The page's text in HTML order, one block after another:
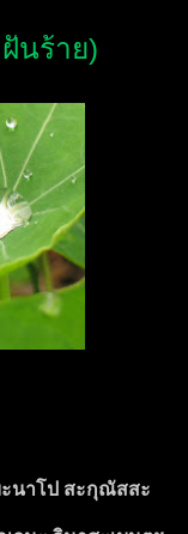
นร้าย)
นาโป สะกุณัสสะ